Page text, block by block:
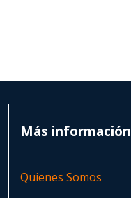
Más información
Quienes Somos